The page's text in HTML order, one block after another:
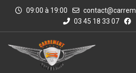
09:00 à 19:00
03 45 18 33 07